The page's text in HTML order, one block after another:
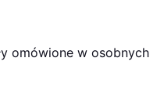
omówione w osobnych